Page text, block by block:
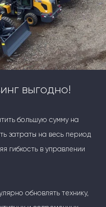
выгодно!
большую сумму на
затраты на весь период
гибкость в управлении
обновлять технику,